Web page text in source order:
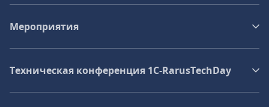
Мероприятия
Техническая конференция 1C‑RarusTechDay